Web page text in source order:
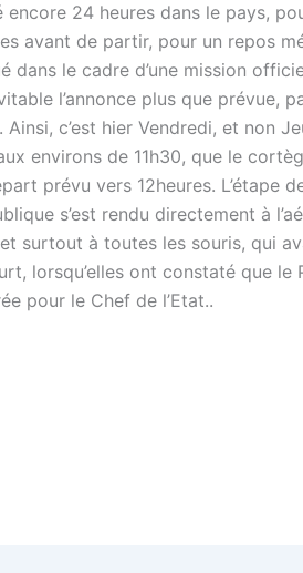
24 heures dans le pays,
avant de partir, pour un repos
le cadre d’une mission
l’annonce plus que prévue,
c’est hier Vendredi, et non
environs de 11h30, que le
prévu vers 12heures. L’étape
s’est rendu directement à
surtout à toutes les souris, qui
lorsqu’elles ont constaté que le
pour le Chef de l’Etat..